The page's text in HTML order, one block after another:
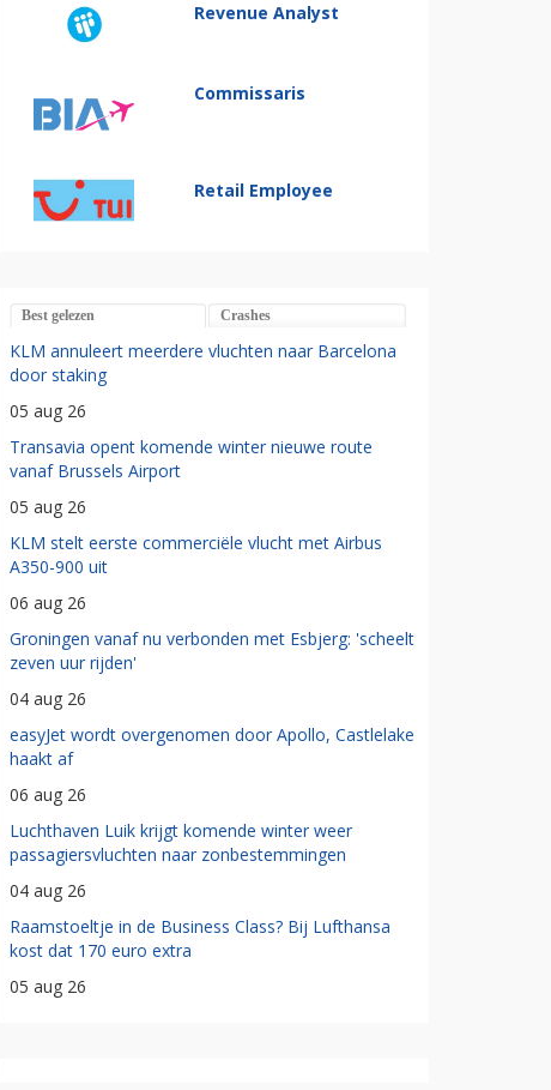
Revenue Analyst
Commissaris
Retail Employee
Best gelezen Crashes
KLM annuleert meerdere vluchten naar Barcelona
door staking
05 aug 26
Transavia opent komende winter nieuwe route
vanaf Brussels Airport
05 aug 26
KLM stelt eerste commerciële vlucht met Airbus
A350-900 uit
06 aug 26
Groningen vanaf nu verbonden met Esbjerg: 'scheelt
zeven uur rijden'
04 aug 26
easyJet wordt overgenomen door Apollo, Castlelake
haakt af
06 aug 26
Luchthaven Luik krijgt komende winter weer
passagiersvluchten naar zonbestemmingen
04 aug 26
Raamstoeltje in de Business Class? Bij Lufthansa
kost dat 170 euro extra
05 aug 26